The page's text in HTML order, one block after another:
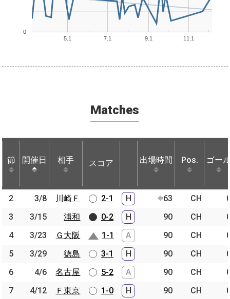
5.1 7.1 9.1 11.1
0
Matches
節 開催日 相手 スコア 出場時間 Pos. ゴー
節 開催日 相手 スコア 出場時間 Pos. ゴー
2 3/8 川崎Ｆ 2-1 H 63 CH
3
3/15 浦和 0-2 H 90 CH
4
3/23 Ｇ大阪 1-1 A 90 CH
5
3/29 徳島 3-1 H 90 CH
6
4/6 名古屋 5-2 A 90 CH
7
4/12 Ｆ東京 1-0 H 90 CH
節 開催日 相手
2 3/8
川崎Ｆ
3
3/15
浦和
4
3/23
Ｇ大阪
5
3/29
徳島
6
4/6
名古屋
7
4/12
Ｆ東京